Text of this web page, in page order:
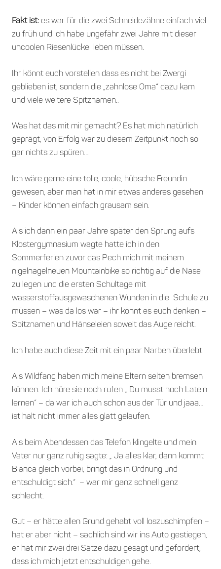
Fakt ist: es war für die zwei Schneidezähne einfach viel
zu früh und ich habe ungefähr zwei Jahre mit dieser
uncoolen Riesenlücke leben müssen.
Ihr könnt euch vorstellen dass es nicht bei Zwergi
geblieben ist, sondern die „zahnlose Oma“ dazu kam
und viele weitere Spitznamen..
Was hat das mit mir gemacht? Es hat mich natürlich
geprägt, von Erfolg war zu diesem Zeitpunkt noch so
gar nichts zu spüren…
Ich wäre gerne eine tolle, coole, hübsche Freundin
gewesen, aber man hat in mir etwas anderes gesehen
– Kinder können einfach grausam sein.
Als ich dann ein paar Jahre später den Sprung aufs
Klostergymnasium wagte hatte ich in den
Sommerferien zuvor das Pech mich mit meinem
nigelnagelneuen Mountainbike so richtig auf die Nase
zu legen und die ersten Schultage mit
wasserstoffausgewaschenen Wunden in die Schule zu
müssen – was da los war – ihr könnt es euch denken –
Spitznamen und Hänseleien soweit das Auge reicht.
Ich habe auch diese Zeit mit ein paar Narben überlebt.
Als Wildfang haben mich meine Eltern selten bremsen
können. Ich höre sie noch rufen „ Du musst noch Latein
lernen“ – da war ich auch schon aus der Tür und jaaa…
ist halt nicht immer alles glatt gelaufen.
Als beim Abendessen das Telefon klingelte und mein
Vater nur ganz ruhig sagte: „ Ja alles klar, dann kommt
Bianca gleich vorbei, bringt das in Ordnung und
entschuldigt sich.“ – war mir ganz schnell ganz
schlecht.
Gut – er hätte allen Grund gehabt voll loszuschimpfen –
hat er aber nicht – sachlich sind wir ins Auto gestiegen,
er hat mir zwei drei Sätze dazu gesagt und gefordert,
dass ich mich jetzt entschuldigen gehe.